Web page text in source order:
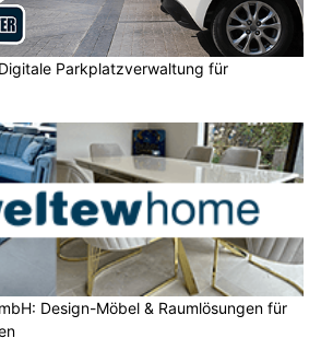
Parkplatzverwaltung für
Design-Möbel & Raumlösungen für